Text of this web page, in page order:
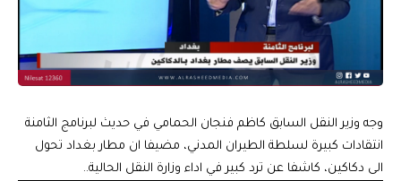
وجه وزير النقل السابق كاظم فنجان الحمامي في حديث لبرنامج الثامنة
انتقادات كبيرة لسلطة الطيران المدني، مضيفا ان مطار بغداد تحول
الى دكاكين، كاشفا عن ترد كبير في اداء وزارة النقل الحالية..